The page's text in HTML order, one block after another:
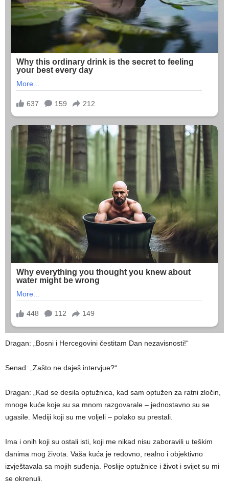
Dragan: „Bosni i Hercegovini čestitam Dan nezavisnosti!“
Senad: „Zašto ne daješ intervjue?“
Dragan: „Kad se desila optužnica, kad sam optužen za ratni zločin,
mnoge kuće koje su sa mnom razgovarale – jednostavno su se
ugasile. Mediji koji su me voljeli – polako su prestali.
Ima i onih koji su ostali isti, koji me nikad nisu zaboravili u teškim
danima mog života. Vaša kuća je redovno, realno i objektivno
izvještavala sa mojih suđenja. Poslije optužnice i život i svijet su mi
se okrenuli.